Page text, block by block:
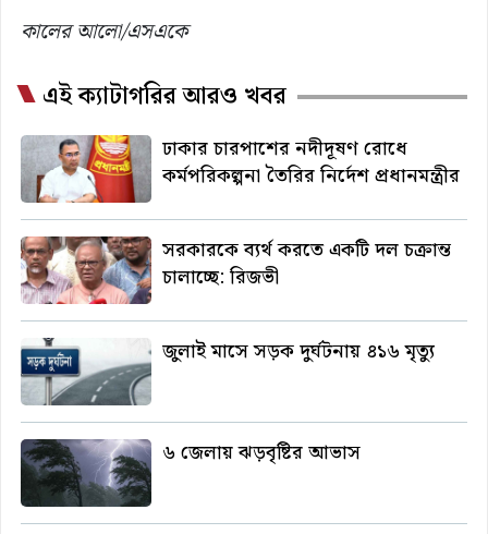
কালের আলো/এসএকে
এই ক্যাটাগরির আরও খবর
ঢাকার চারপাশের নদীদূষণ রোধে
কর্মপরিকল্পনা তৈরির নির্দেশ প্রধানমন্ত্রীর
সরকারকে ব্যর্থ করতে একটি দল চক্রান্ত
চালাচ্ছে: রিজভী
জুলাই মাসে সড়ক দুর্ঘটনায় ৪১৬ মৃত্যু
৬ জেলায় ঝড়বৃষ্টির আভাস